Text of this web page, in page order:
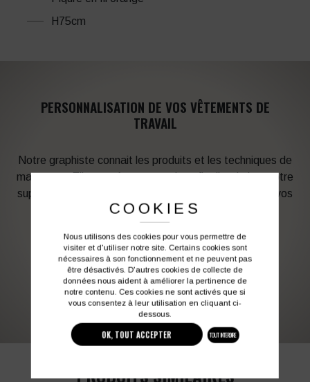
H75cm
PERSONNALISATION DE VOS VÊTEMENTS DE
TRAVAIL
Notre graphiste connait les produits et les techniques de
marquage. Elle sera à votre service afin d’optimiser votre
support en fonction des contraintes techniques et de vos
besoins d’image. Profitez de son expérience !
Vous souhaitez avoir plus d’informations ?
03 27 28 87 86 contact@colbleu.fr
PRODUITS SIMILAIRES
COOKIES
Nous utilisons des cookies pour vous permettre de
visiter et d'utiliser notre site. Certains cookies sont
nécessaires à son fonctionnement et ne peuvent pas
être désactivés. D'autres cookies de collecte de
données nous aident à améliorer la pertinence de
notre contenu. Ces cookies ne sont activés que si
vous consentez à leur utilisation en cliquant ci-
dessous.
OK, TOUT ACCEPTER TOUT INTERDIRE